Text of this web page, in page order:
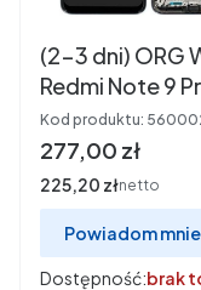
(2-3 dni) ORG
Redmi Note 9
Kod produktu:
Cena
277,00 zł
Cena
225,20 złnetto
Powiadom
Dostępność:brak